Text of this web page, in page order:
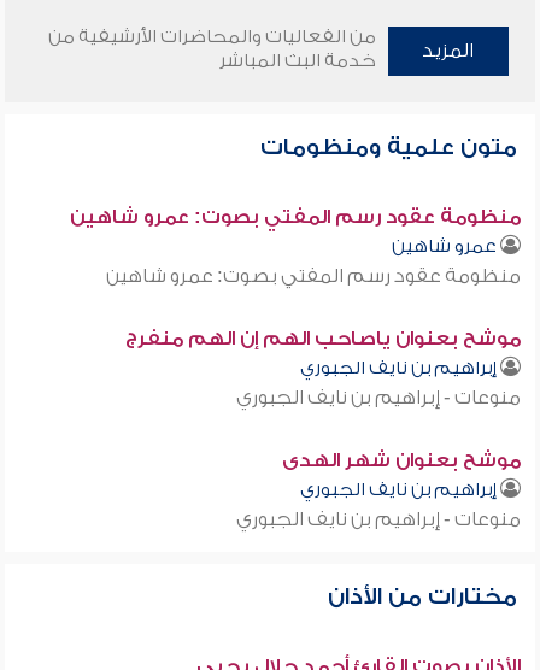
المزيد
من الفعاليات والمحاضرات الأرشيفية من
خدمة البث المباشر
متون علمية ومنظومات
منظومة عقود رسم المفتي بصوت: عمرو شاهين
عمرو شاهين
منظومة عقود رسم المفتي بصوت: عمرو شاهين
موشح بعنوان ياصاحب الهم إن الهم منفرج
إبراهيم بن نايف الجبوري
منوعات - إبراهيم بن نايف الجبوري
موشح بعنوان شهر الهدى
إبراهيم بن نايف الجبوري
منوعات - إبراهيم بن نايف الجبوري
مختارات من الأذان